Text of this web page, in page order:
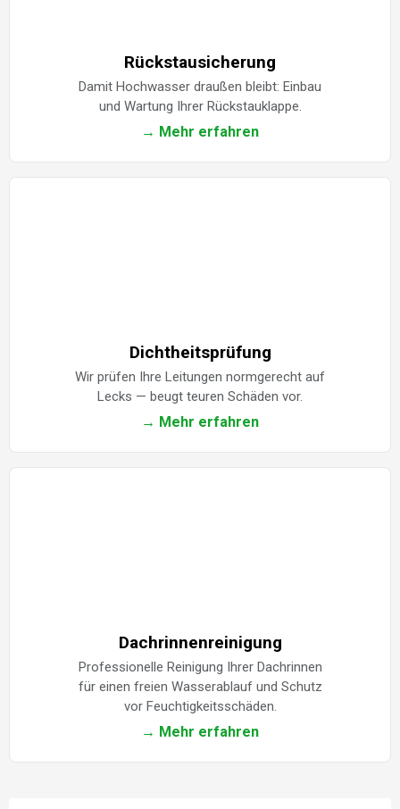
Rückstausicherung
Damit Hochwasser draußen bleibt: Einbau
und Wartung Ihrer Rückstauklappe.
→ Mehr erfahren
Dichtheitsprüfung
Wir prüfen Ihre Leitungen normgerecht auf
Lecks — beugt teuren Schäden vor.
→ Mehr erfahren
Dachrinnenreinigung
Professionelle Reinigung Ihrer Dachrinnen
für einen freien Wasserablauf und Schutz
vor Feuchtigkeitsschäden.
→ Mehr erfahren